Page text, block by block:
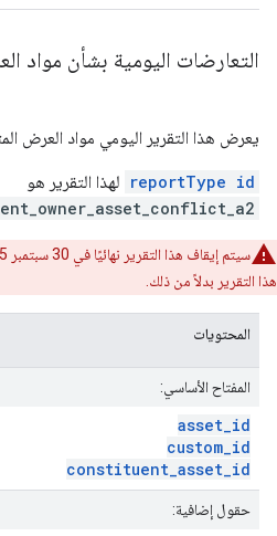
التعارضات اليومية بشأن مواد
يعرض هذا التقرير اليومي مواد العرض
reportType id لهذا التقرير هو
هذا التقرير بدلاً من ذلك.
المحتويات
المفتاح الأساسي:
asset_id
custom_id
constituent_asset_id
حقول إضافية: